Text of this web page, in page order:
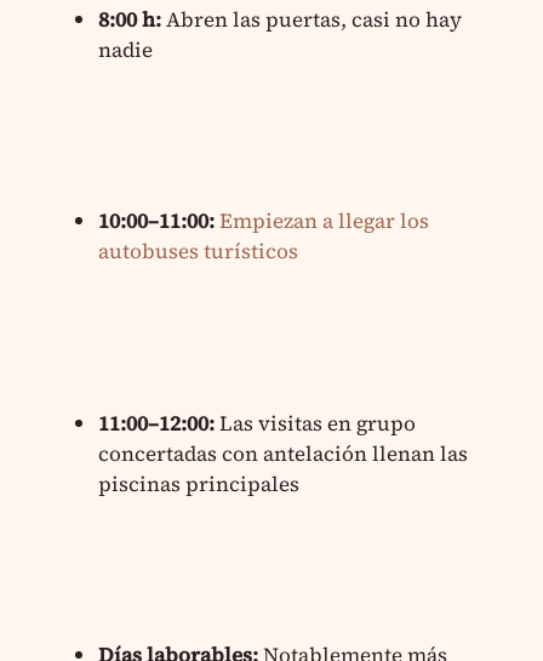
8:00 h:Abren las puertas, casi no hay
nadie
10:00–11:00:Empiezan a llegar los
autobuses turísticos
11:00–12:00:Las visitas en grupo
concertadas con antelación llenan las
piscinas principales
Días laborables:Notablemente más